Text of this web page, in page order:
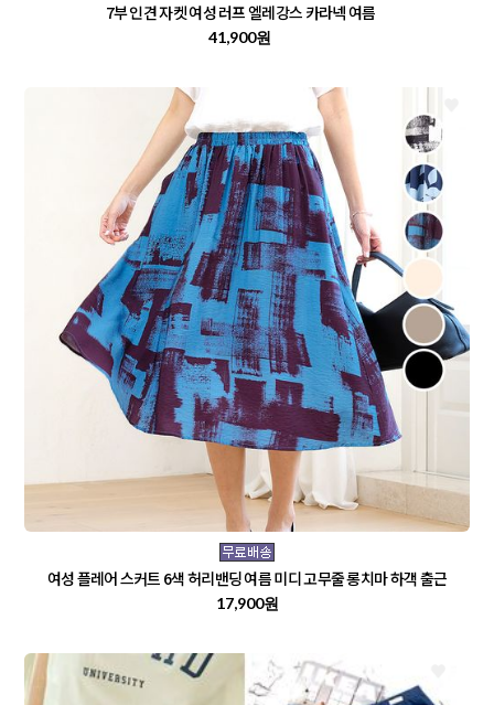
7부 인견 자켓 여성 러프 엘레강스 카라넥 여름
41,900원
여성 플레어 스커트 6색 허리밴딩 여름 미디 고무줄 롱치마 하객 출근
17,900원